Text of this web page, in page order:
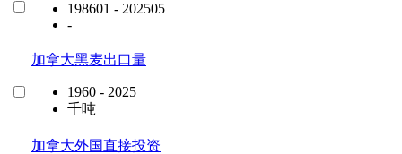
198601 - 202505
-
加拿大黑麦出口量
1960 - 2025
千吨
加拿大外国直接投资